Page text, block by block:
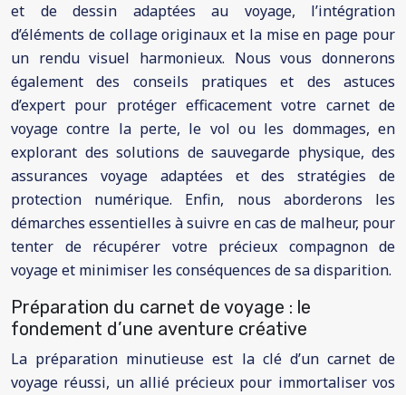
et de dessin adaptées au voyage, l’intégration
d’éléments de collage originaux et la mise en page pour
un rendu visuel harmonieux. Nous vous donnerons
également des conseils pratiques et des astuces
d’expert pour protéger efficacement votre carnet de
voyage contre la perte, le vol ou les dommages, en
explorant des solutions de sauvegarde physique, des
assurances voyage adaptées et des stratégies de
protection numérique. Enfin, nous aborderons les
démarches essentielles à suivre en cas de malheur, pour
tenter de récupérer votre précieux compagnon de
voyage et minimiser les conséquences de sa disparition.
Préparation du carnet de voyage : le
fondement d’une aventure créative
La préparation minutieuse est la clé d’un carnet de
voyage réussi, un allié précieux pour immortaliser vos